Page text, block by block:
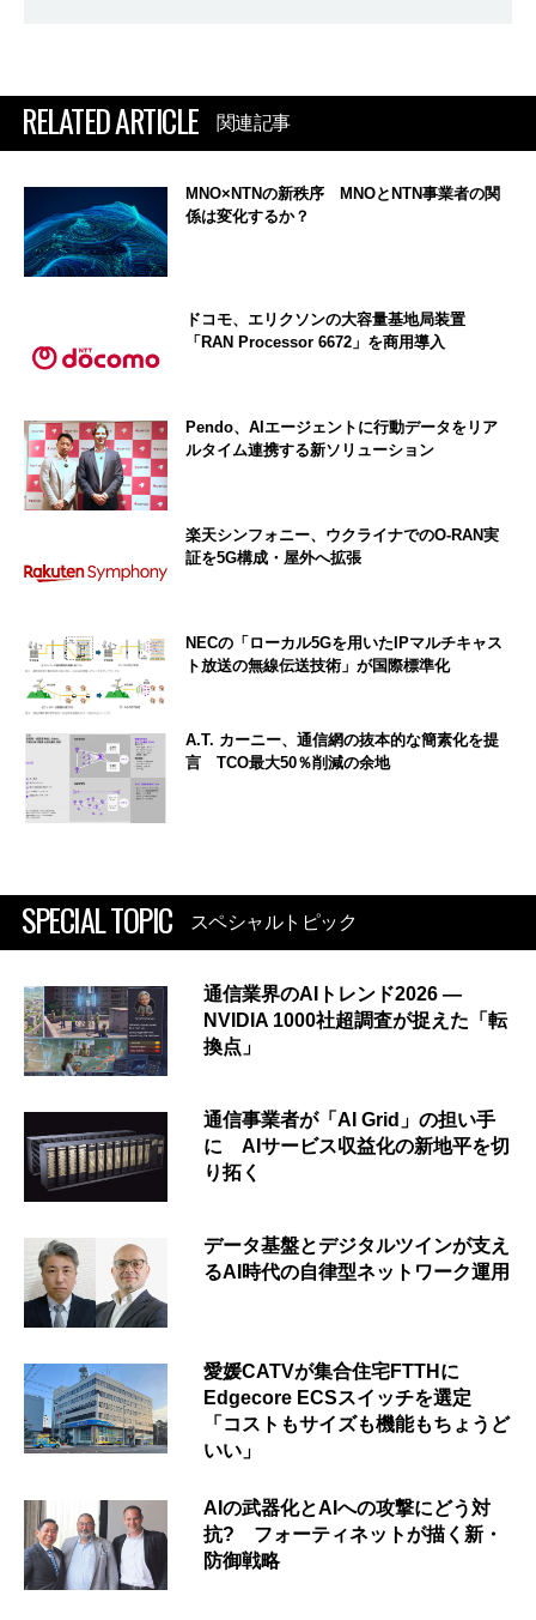
RELATED ARTICLE 関連記事
MNO×NTNの新秩序 MNOとNTN事業者の関
係は変化するか？
ドコモ、エリクソンの大容量基地局装置
「RAN Processor 6672」を商用導入
Pendo、AIエージェントに行動データをリア
ルタイム連携する新ソリューション
楽天シンフォニー、ウクライナでのO-RAN実
証を5G構成・屋外へ拡張
NECの「ローカル5Gを用いたIPマルチキャス
ト放送の無線伝送技術」が国際標準化
A.T. カーニー、通信網の抜本的な簡素化を提
言 TCO最大50％削減の余地
SPECIAL TOPIC スペシャルトピック
通信業界のAIトレンド2026 ―
NVIDIA 1000社超調査が捉えた「転
換点」
通信事業者が「AI Grid」の担い手
に AIサービス収益化の新地平を切
り拓く
データ基盤とデジタルツインが支え
るAI時代の自律型ネットワーク運用
愛媛CATVが集合住宅FTTHに
Edgecore ECSスイッチを選定
「コストもサイズも機能もちょうど
いい」
AIの武器化とAIへの攻撃にどう対
抗? フォーティネットが描く新・
防御戦略